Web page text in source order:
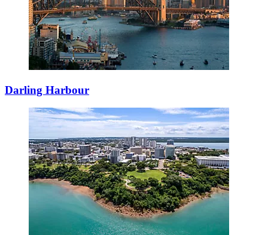
Darling Harbour